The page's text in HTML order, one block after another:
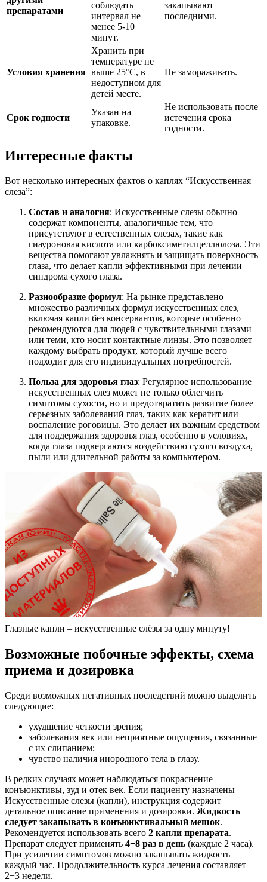
препаратами
соблюдать
интервал не
менее 5-10
минут.
закапывают
последними.
Условия хранения
Хранить при
температуре не
выше 25°C, в
недоступном для
детей месте.
Не замораживать.
Срок годности
Указан на
упаковке.
Не использовать после
истечения срока
годности.
Интересные факты
Вот несколько интересных фактов о каплях “Искусственная
слеза”:
Состав и аналогия: Искусственные слезы обычно
содержат компоненты, аналогичные тем, что
присутствуют в естественных слезах, такие как
гиауроновая кислота или карбоксиметилцеллюлоза. Эти
вещества помогают увлажнять и защищать поверхность
глаза, что делает капли эффективными при лечении
синдрома сухого глаза.
Разнообразие формул: На рынке представлено
множество различных формул искусственных слез,
включая капли без консервантов, которые особенно
рекомендуются для людей с чувствительными глазами
или теми, кто носит контактные линзы. Это позволяет
каждому выбрать продукт, который лучше всего
подходит для его индивидуальных потребностей.
Польза для здоровья глаз: Регулярное использование
искусственных слез может не только облегчить
симптомы сухости, но и предотвратить развитие более
серьезных заболеваний глаз, таких как кератит или
воспаление роговицы. Это делает их важным средством
для поддержания здоровья глаз, особенно в условиях,
когда глаза подвергаются воздействию сухого воздуха,
пыли или длительной работы за компьютером.
Глазные капли – искусственные слёзы за одну минуту!
Возможные побочные эффекты, схема
приема и дозировка
Среди возможных негативных последствий можно выделить
следующие:
ухудшение четкости зрения;
заболевания век или неприятные ощущения, связанные
с их слипанием;
чувство наличия инородного тела в глазу.
В редких случаях может наблюдаться покраснение
конъюнктивы, зуд и отек век. Если пациенту назначены
Искусственные слезы (капли), инструкция содержит
детальное описание применения и дозировки. Жидкость
следует закапывать в конъюнктивальный мешок.
Рекомендуется использовать всего 2 капли препарата.
Препарат следует применять 4−8 раз в день (каждые 2 часа).
При усилении симптомов можно закапывать жидкость
каждый час. Продолжительность курса лечения составляет
2−3 недели.